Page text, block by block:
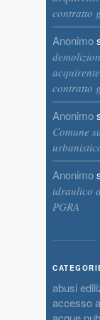
contratto
Anonimo
contratto
Anonimo
Comune
Anonimo
idraulico
PGRA
abusi
accesso